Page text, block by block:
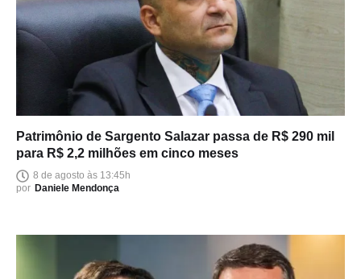
Patrimônio de Sargento Salazar passa de R$ 290 mil
para R$ 2,2 milhões em cinco meses
8 de agosto às 13:45h
por Daniele Mendonça